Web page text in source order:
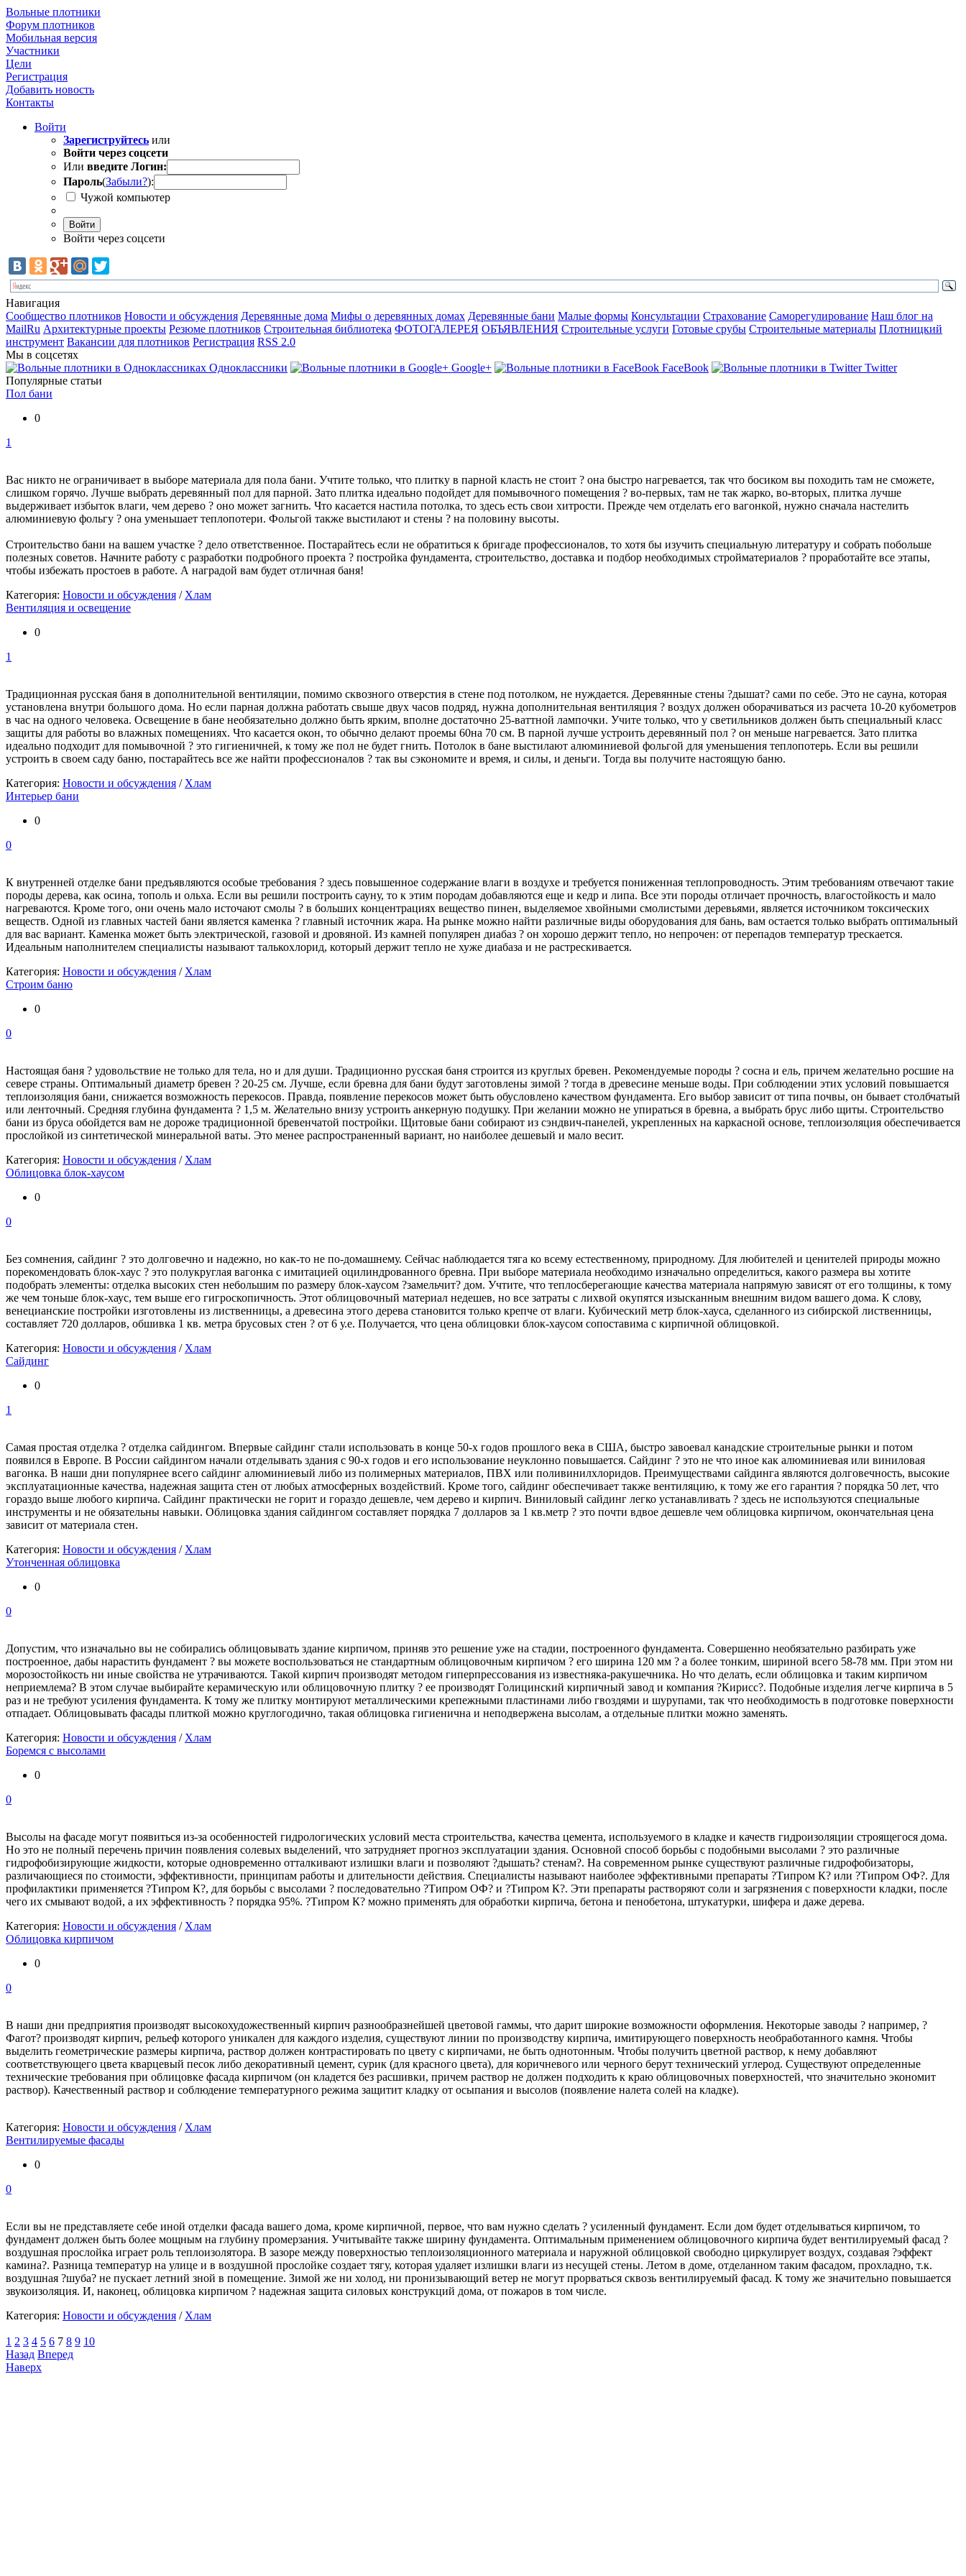
Вольные плотники
Форум плотников
Мобильная версия
Участники
Цели
Регистрация
Добавить новость
Контакты
Войти
Зарегиструйтесь или
Войти через соцсети
Или введите Логин:
Пароль(Забыли?):
Чужой компьютер
Войти
Войти через соцсети
Навигация
Сообщество плотников Новости и обсуждения Деревянные дома Мифы о деревянных домах Деревянные бани Малые формы Консультации Страхование Саморегулирование Наш блог на
MailRu Архитектурные проекты Резюме плотников Строительная библиотека ФОТОГАЛЕРЕЯ ОБЪЯВЛЕНИЯ Строительные услуги Готовые срубы Строительные материалы Плотницкий
инструмент Вакансии для плотников Регистрация RSS 2.0
Мы в соцсетях
Одноклассники
Google+ FaceBook
Twitter
Популярные статьи
Пол бани
0
1
Вас никто не ограничивает в выборе материала для пола бани. Учтите только, что плитку в парной класть не стоит ? она быстро нагревается, так что босиком вы походить там не сможете,
слишком горячо. Лучше выбрать деревянный пол для парной. Зато плитка идеально подойдет для помывочного помещения ? во-первых, там не так жарко, во-вторых, плитка лучше
выдерживает избыток влаги, чем дерево ? оно может загнить. Что касается настила потолка, то здесь есть свои хитрости. Прежде чем отделать его вагонкой, нужно сначала настелить
алюминиевую фольгу ? она уменьшает теплопотери. Фольгой также выстилают и стены ? на половину высоты.
Строительство бани на вашем участке ? дело ответственное. Постарайтесь если не обратиться к бригаде профессионалов, то хотя бы изучить специальную литературу и собрать побольше
полезных советов. Начните работу с разработки подробного проекта ? постройка фундамента, строительство, доставка и подбор необходимых стройматериалов ? проработайте все этапы,
чтобы избежать простоев в работе. А наградой вам будет отличная баня!
Категория: Новости и обсуждения / Хлам
Вентиляция и освещение
0
1
Традиционная русская баня в дополнительной вентиляции, помимо сквозного отверстия в стене под потолком, не нуждается. Деревянные стены ?дышат? сами по себе. Это не сауна, которая
установлена внутри большого дома. Но если парная должна работать свыше двух часов подряд, нужна дополнительная вентиляция ? воздух должен оборачиваться из расчета 10-20 кубометров
в час на одного человека. Освещение в бане необязательно должно быть ярким, вполне достаточно 25-ваттной лампочки. Учите только, что у светильников должен быть специальный класс
защиты для работы во влажных помещениях. Что касается окон, то обычно делают проемы 60на 70 см. В парной лучше устроить деревянный пол ? он меньше нагревается. Зато плитка
идеально подходит для помывочной ? это гигиеничней, к тому же пол не будет гнить. Потолок в бане выстилают алюминиевой фольгой для уменьшения теплопотерь. Если вы решили
устроить в своем саду баню, постарайтесь все же найти профессионалов ? так вы сэкономите и время, и силы, и деньги. Тогда вы получите настоящую баню.
Категория: Новости и обсуждения / Хлам
Интерьер бани
0
0
К внутренней отделке бани предъявляются особые требования ? здесь повышенное содержание влаги в воздухе и требуется пониженная теплопроводность. Этим требованиям отвечают такие
породы дерева, как осина, тополь и ольха. Если вы решили построить сауну, то к этим породам добавляются еще и кедр и липа. Все эти породы отличает прочность, влагостойкость и мало
нагреваются. Кроме того, они очень мало источают смолы ? в больших концентрациях вещество пинен, выделяемое хвойными смолистыми деревьями, является источником токсических
веществ. Одной из главных частей бани является каменка ? главный источник жара. На рынке можно найти различные виды оборудования для бань, вам остается только выбрать оптимальный
для вас вариант. Каменка может быть электрической, газовой и дровяной. Из камней популярен диабаз ? он хорошо держит тепло, но непрочен: от перепадов температур трескается.
Идеальным наполнителем специалисты называют талькохлорид, который держит тепло не хуже диабаза и не растрескивается.
Категория: Новости и обсуждения / Хлам
Строим баню
0
0
Настоящая баня ? удовольствие не только для тела, но и для души. Традиционно русская баня строится из круглых бревен. Рекомендуемые породы ? сосна и ель, причем желательно росшие на
севере страны. Оптимальный диаметр бревен ? 20-25 см. Лучше, если бревна для бани будут заготовлены зимой ? тогда в древесине меньше воды. При соблюдении этих условий повышается
теплоизоляция бани, снижается возможность перекосов. Правда, появление перекосов может быть обусловлено качеством фундамента. Его выбор зависит от типа почвы, он бывает столбчатый
или ленточный. Средняя глубина фундамента ? 1,5 м. Желательно внизу устроить анкерную подушку. При желании можно не упираться в бревна, а выбрать брус либо щиты. Строительство
бани из бруса обойдется вам не дороже традиционной бревенчатой постройки. Щитовые бани собирают из сэндвич-панелей, укрепленных на каркасной основе, теплоизоляция обеспечивается
прослойкой из синтетической минеральной ваты. Это менее распространенный вариант, но наиболее дешевый и мало весит.
Категория: Новости и обсуждения / Хлам
Облицовка блок-хаусом
0
0
Без сомнения, сайдинг ? это долговечно и надежно, но как-то не по-домашнему. Сейчас наблюдается тяга ко всему естественному, природному. Для любителей и ценителей природы можно
порекомендовать блок-хаус ? это полукруглая вагонка с имитацией оцилиндрованного бревна. При выборе материала необходимо изначально определиться, какого размера вы хотите
подобрать элементы: отделка высоких стен небольшим по размеру блок-хаусом ?замельчит? дом. Учтите, что теплосберегающие качества материала напрямую зависят от его толщины, к тому
же чем тоньше блок-хаус, тем выше его гигроскопичность. Этот облицовочный материал недешев, но все затраты с лихвой окупятся изысканным внешним видом вашего дома. К слову,
венецианские постройки изготовлены из лиственницы, а древесина этого дерева становится только крепче от влаги. Кубический метр блок-хауса, сделанного из сибирской лиственницы,
составляет 720 долларов, обшивка 1 кв. метра брусовых стен ? от 6 у.е. Получается, что цена облицовки блок-хаусом сопоставима с кирпичной облицовкой.
Категория: Новости и обсуждения / Хлам
Сайдинг
0
1
Самая простая отделка ? отделка сайдингом. Впервые сайдинг стали использовать в конце 50-х годов прошлого века в США, быстро завоевал канадские строительные рынки и потом
появился в Европе. В России сайдингом начали отделывать здания с 90-х годов и его использование неуклонно повышается. Сайдинг ? это не что иное как алюминиевая или виниловая
вагонка. В наши дни популярнее всего сайдинг алюминиевый либо из полимерных материалов, ПВХ или поливинилхлоридов. Преимуществами сайдинга являются долговечность, высокие
эксплуатационные качества, надежная защита стен от любых атмосферных воздействий. Кроме того, сайдинг обеспечивает также вентиляцию, к тому же его гарантия ? порядка 50 лет, что
гораздо выше любого кирпича. Сайдинг практически не горит и гораздо дешевле, чем дерево и кирпич. Виниловый сайдинг легко устанавливать ? здесь не используются специальные
инструменты и не обязательны навыки. Облицовка здания сайдингом составляет порядка 7 долларов за 1 кв.метр ? это почти вдвое дешевле чем облицовка кирпичом, окончательная цена
зависит от материала стен.
Категория: Новости и обсуждения / Хлам
Утонченная облицовка
0
0
Допустим, что изначально вы не собирались облицовывать здание кирпичом, приняв это решение уже на стадии, построенного фундамента. Совершенно необязательно разбирать уже
построенное, дабы нарастить фундамент ? вы можете воспользоваться не стандартным облицовочным кирпичом ? его ширина 120 мм ? а более тонким, шириной всего 58-78 мм. При этом ни
морозостойкость ни иные свойства не утрачиваются. Такой кирпич производят методом гиперпрессования из известняка-ракушечника. Но что делать, если облицовка и таким кирпичом
неприемлема? В этом случае выбирайте керамическую или облицовочную плитку ? ее производят Голицинский кирпичный завод и компания ?Кирисс?. Подобные изделия легче кирпича в 5
раз и не требуют усиления фундамента. К тому же плитку монтируют металлическими крепежными пластинами либо гвоздями и шурупами, так что необходимость в подготовке поверхности
отпадает. Облицовывать фасады плиткой можно круглогодично, такая облицовка гигиенична и неподвержена высолам, а отдельные плитки можно заменять.
Категория: Новости и обсуждения / Хлам
Боремся с высолами
0
0
Высолы на фасаде могут появиться из-за особенностей гидрологических условий места строительства, качества цемента, используемого в кладке и качеств гидроизоляции строящегося дома.
Но это не полный перечень причин появления солевых выделений, что затрудняет прогноз эксплуатации здания. Основной способ борьбы с подобными высолами ? это различные
гидрофобизирующие жидкости, которые одновременно отталкивают излишки влаги и позволяют ?дышать? стенам?. На современном рынке существуют различные гидрофобизаторы,
различающиеся по стоимости, эффективности, принципам работы и длительности действия. Специалисты называют наиболее эффективными препараты ?Типром К? или ?Типром ОФ?. Для
профилактики применяется ?Типром К?, для борьбы с высолами ? последовательно ?Типром ОФ? и ?Типром К?. Эти препараты растворяют соли и загрязнения с поверхности кладки, после
чего их смывают водой, а их эффективность ? порядка 95%. ?Типром К? можно применять для обработки кирпича, бетона и пенобетона, штукатурки, шифера и даже дерева.
Категория: Новости и обсуждения / Хлам
Облицовка кирпичом
0
0
В наши дни предприятия производят высокохудожественный кирпич разнообразнейшей цветовой гаммы, что дарит широкие возможности оформления. Некоторые заводы ? например, ?
Фагот? производят кирпич, рельеф которого уникален для каждого изделия, существуют линии по производству кирпича, имитирующего поверхность необработанного камня. Чтобы
выделить геометрические размеры кирпича, раствор должен контрастировать по цвету с кирпичами, не быть однотонным. Чтобы получить цветной раствор, к нему добавляют
соответствующего цвета кварцевый песок либо декоративный цемент, сурик (для красного цвета), для коричневого или черного берут технический углерод. Существуют определенные
технические требования при облицовке фасада кирпичом (он кладется без расшивки, причем раствор не должен подходить к краю облицовочных поверхностей, что значительно экономит
раствор). Качественный раствор и соблюдение температурного режима защитит кладку от осыпания и высолов (появление налета солей на кладке).
Категория: Новости и обсуждения / Хлам
Вентилируемые фасады
0
0
Если вы не представляете себе иной отделки фасада вашего дома, кроме кирпичной, первое, что вам нужно сделать ? усиленный фундамент. Если дом будет отделываться кирпичом, то
фундамент должен быть более мощным на глубину промерзания. Учитывайте также ширину фундамента. Оптимальным применением облицовочного кирпича будет вентилируемый фасад ?
воздушная прослойка играет роль теплоизолятора. В зазоре между поверхностью теплоизоляционного материала и наружной облицовкой свободно циркулирует воздух, создавая ?эффект
камина?. Разница температур на улице и в воздушной прослойке создает тягу, которая удаляет излишки влаги из несущей стены. Летом в доме, отделанном таким фасадом, прохладно, т.к.
воздушная ?шуба? не пускает летний зной в помещение. Зимой же ни холод, ни пронизывающий ветер не могут прорваться сквозь вентилируемый фасад. К тому же значительно повышается
звукоизоляция. И, наконец, облицовка кирпичом ? надежная защита силовых конструкций дома, от пожаров в том числе.
Категория: Новости и обсуждения / Хлам
1 2 3 4 5 6 7 8 9 10
Назад Вперед
Наверх